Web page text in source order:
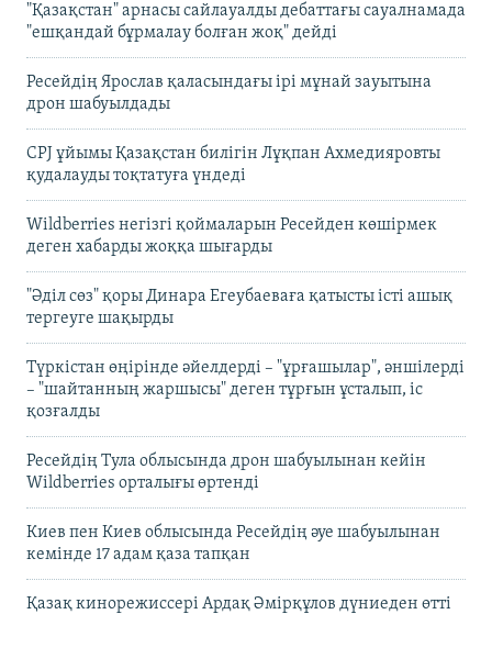
"Қазақстан" арнасы сайлауалды дебаттағы сауалнамада
"ешқандай бұрмалау болған жоқ" дейді
Ресейдің Ярослав қаласындағы ірі мұнай зауытына
дрон шабуылдады
CPJ ұйымы Қазақстан билігін Лұқпан Ахмедияровты
қудалауды тоқтатуға үндеді
Wildberries негізгі қоймаларын Ресейден көшірмек
деген хабарды жоққа шығарды
"Әділ сөз" қоры Динара Егеубаеваға қатысты істі ашық
тергеуге шақырды
Түркістан өңірінде әйелдерді – "ұрғашылар", әншілерді
– "шайтанның жаршысы" деген тұрғын ұсталып, іс
қозғалды
Ресейдің Тула облысында дрон шабуылынан кейін
Wildberries орталығы өртенді
Киев пен Киев облысында Ресейдің әуе шабуылынан
кемінде 17 адам қаза тапқан
Қазақ кинорежиссері Ардақ Әмірқұлов дүниеден өтті